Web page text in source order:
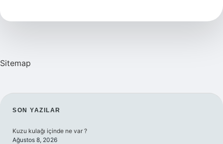
Mi
Sitemap
SIDEBAR
SON YAZILAR
Kuzu kulağı içinde ne var ?
Ağustos 8, 2026